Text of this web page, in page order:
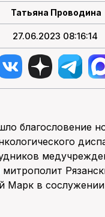
Татьяна Проводина
27.06.2023 08:16:14
благословение
митрополит
Марк в